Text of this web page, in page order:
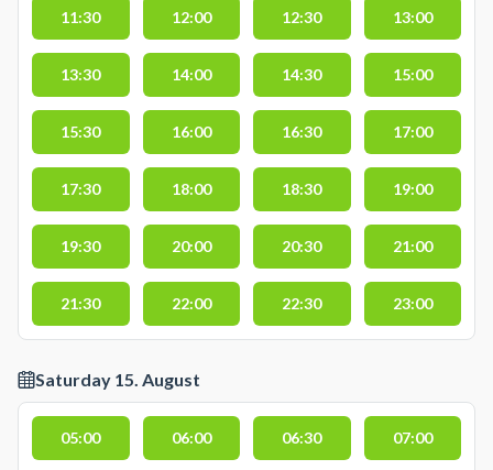
11:30 12:00 12:30 13:00
13:30 14:00 14:30 15:00
15:30 16:00 16:30 17:00
17:30 18:00 18:30 19:00
19:30 20:00 20:30 21:00
21:30 22:00 22:30 23:00
Saturday 15. August
05:00 06:00 06:30 07:00